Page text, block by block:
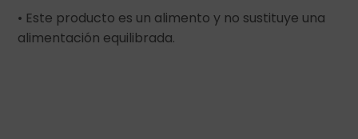
• Este producto es un alimento y no sustituye una
alimentación equilibrada.